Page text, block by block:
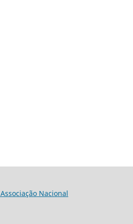
Associação Nacional